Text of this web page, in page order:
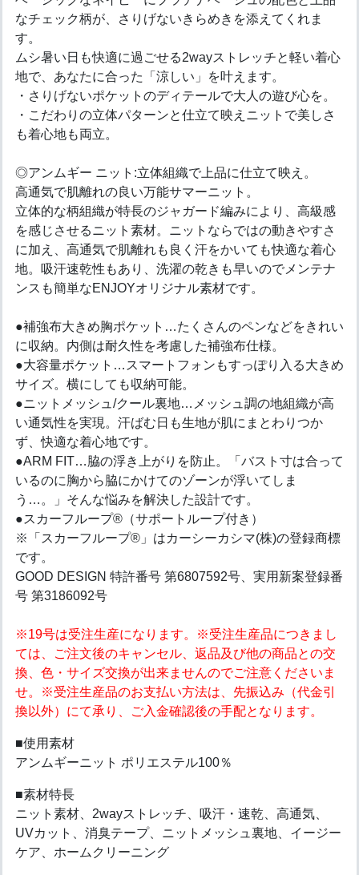
なチェック柄が、さりげないきらめきを添えてくれま
す。
ムシ暑い日も快適に過ごせる2wayストレッチと軽い着心
地で、あなたに合った「涼しい」を叶えます。
・さりげないポケットのディテールで大人の遊び心を。
・こだわりの立体パターンと仕立て映えニットで美しさ
も着心地も両立。
◎アンムギー ニット:立体組織で上品に仕立て映え。
高通気で肌離れの良い万能サマーニット。
立体的な柄組織が特長のジャガード編みにより、高級感
を感じさせるニット素材。ニットならではの動きやすさ
に加え、高通気で肌離れも良く汗をかいても快適な着心
地。吸汗速乾性もあり、洗濯の乾きも早いのでメンテナ
ンスも簡単なENJOYオリジナル素材です。
●補強布大きめ胸ポケット…たくさんのペンなどをきれい
に収納。内側は耐久性を考慮した補強布仕様。
●大容量ポケット…スマートフォンもすっぽり入る大きめ
サイズ。横にしても収納可能。
●ニットメッシュ/クール裏地…メッシュ調の地組織が高
い通気性を実現。汗ばむ日も生地が肌にまとわりつか
ず、快適な着心地です。
●ARM FIT…脇の浮き上がりを防止。「バスト寸は合って
いるのに胸から脇にかけてのゾーンが浮いてしま
う…。」そんな悩みを解決した設計です。
●スカーフループ®（サポートループ付き）
※「スカーフループ®」はカーシーカシマ(株)の登録商標
です。
GOOD DESIGN 特許番号 第6807592号、実用新案登録番
号 第3186092号
※19号は受注生産になります。※受注生産品につきまし
ては、ご注文後のキャンセル、返品及び他の商品との交
換、色・サイズ交換が出来ませんのでご注意くださいま
せ。※受注生産品のお支払い方法は、先振込み（代金引
換以外）にて承り、ご入金確認後の手配となります。
■使用素材
アンムギーニット ポリエステル100％
■素材特長
ニット素材、2wayストレッチ、吸汗・速乾、高通気、
UVカット、消臭テープ、ニットメッシュ裏地、イージー
ケア、ホームクリーニング